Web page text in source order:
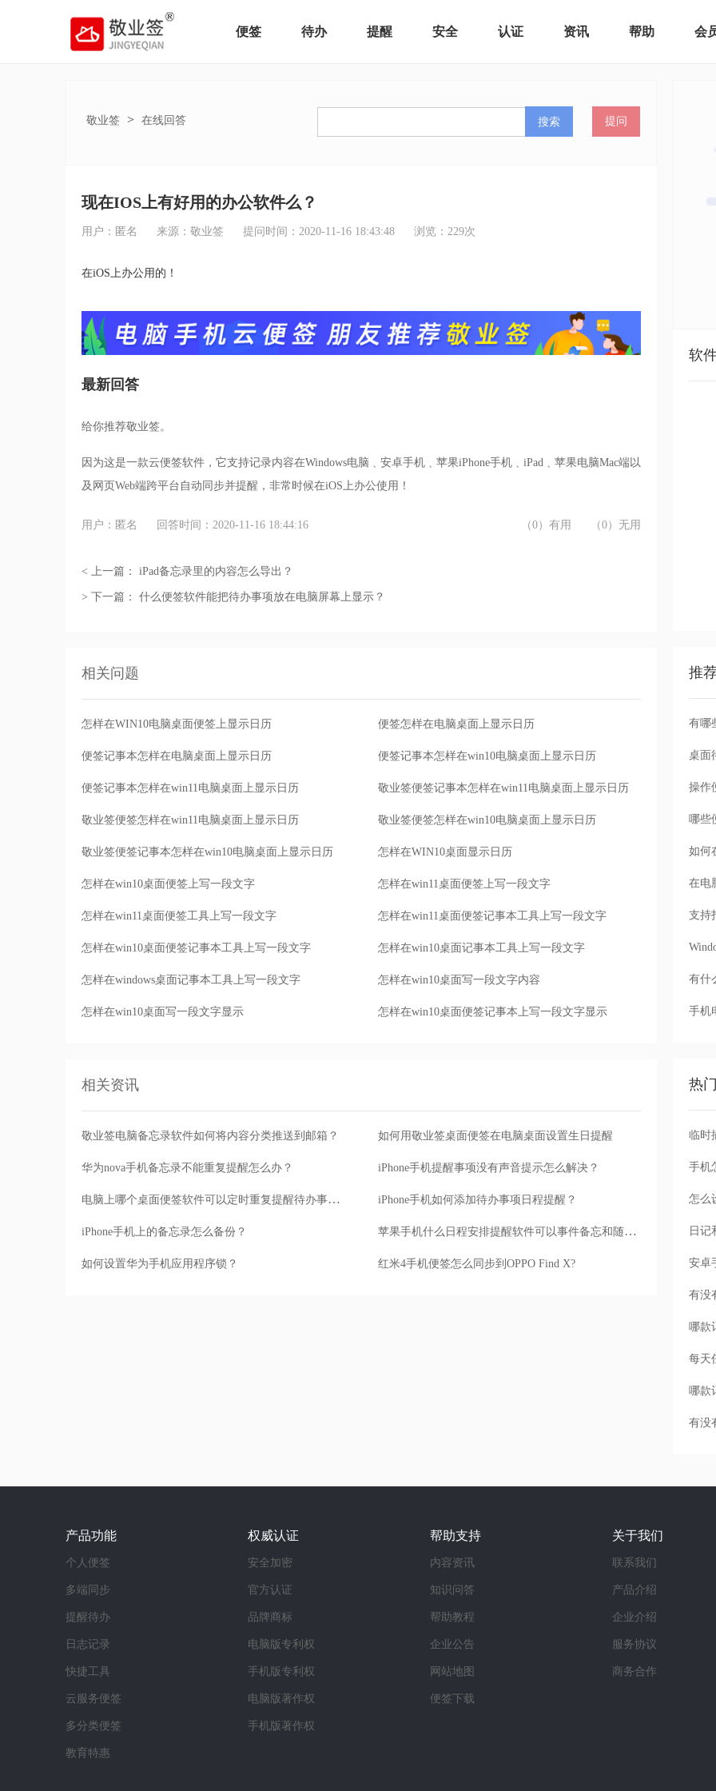
便签 待办 提醒 安全 认证 资讯 帮助 会
敬业签 > 在线回答 搜索 提问
现在IOS上有好用的办公软件么？
用户：匿名 来源：敬业签 提问时间：2020-11-16 18:43:48 浏览： 229次
在iOS上办公用的！
最新回答
给你推荐敬业签。
因为这是一款云便签软件，它支持记录内容在Windows电脑﹑安卓手机﹑苹果iPhone手机﹑iPad﹑苹果电脑Mac端以
及网页Web端跨平台自动同步并提醒，非常时候在iOS上办公使用！
用户：匿名 回答时间：2020-11-16 18:44:16 （0）有用 （0）无用
< 上一篇： iPad备忘录里的内容怎么导出？
> 下一篇： 什么便签软件能把待办事项放在电脑屏幕上显示？
相关问题
怎样在WIN10电脑桌面便签上显示日历 便签怎样在电脑桌面上显示日历
便签记事本怎样在电脑桌面上显示日历 便签记事本怎样在win10电脑桌面上显示日历
便签记事本怎样在win11电脑桌面上显示日历 敬业签便签记事本怎样在win11电脑桌面上显示日历
敬业签便签怎样在win11电脑桌面上显示日历 敬业签便签怎样在win10电脑桌面上显示日历
敬业签便签记事本怎样在win10电脑桌面上显示日历 怎样在WIN10桌面显示日历
怎样在win10桌面便签上写一段文字 怎样在win11桌面便签上写一段文字
怎样在win11桌面便签工具上写一段文字 怎样在win11桌面便签记事本工具上写一段文字
怎样在win10桌面便签记事本工具上写一段文字 怎样在win10桌面记事本工具上写一段文字
怎样在windows桌面记事本工具上写一段文字 怎样在win10桌面写一段文字内容
怎样在win10桌面写一段文字显示 怎样在win10桌面便签记事本上写一段文字显示
相关资讯
敬业签电脑备忘录软件如何将内容分类推送到邮箱？ 如何用敬业签桌面便签在电脑桌面设置生日提醒
华为nova手机备忘录不能重复提醒怎么办？ iPhone手机提醒事项没有声音提示怎么解决？
电脑上哪个桌面便签软件可以定时重复提醒待办事项？ iPhone手机如何添加待办事项日程提醒？
iPhone手机上的备忘录怎么备份？ 苹果手机什么日程安排提醒软件可以事件备忘和随时提醒？
如何设置华为手机应用程序锁？ 红米4手机便签怎么同步到OPPO Find X?
软
推
有哪
桌面
操作
哪些
如何
在电
支持
有什
手机
热
手机
怎么
每天
产品功能
个人便签
多端同步
提醒待办
日志记录
快捷工具
云服务便签
多分类便签
教育特惠
权威认证
安全加密
官方认证
品牌商标
电脑版专利权
手机版专利权
电脑版著作权
手机版著作权
帮助支持
内容资讯
知识问答
帮助教程
企业公告
网站地图
便签下载
关于我们
联系我们
产品介绍
企业介绍
服务协议
商务合作